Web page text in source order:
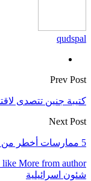
qudspal
Prev Post
كتيبة جنين تتصدى
Next Post
5 ممارسات أخطر من التدخين على صحتنا
like More from author
شئون اسرائيلية